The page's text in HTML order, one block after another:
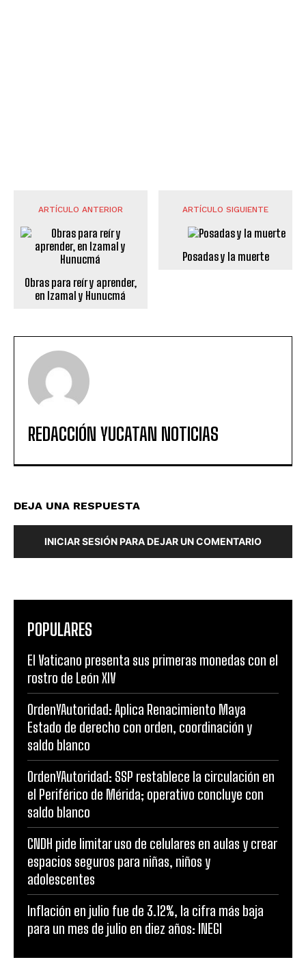
ARTÍCULO ANTERIOR
Obras para reír y aprender,
en Izamal y Hunucmá
ARTÍCULO SIGUIENTE
Posadas y la muerte
REDACCIÓN YUCATAN NOTICIAS
DEJA UNA RESPUESTA
INICIAR SESIÓN PARA DEJAR UN COMENTARIO
POPULARES
El Vaticano presenta sus primeras monedas con el
rostro de León XIV
OrdenYAutoridad: Aplica Renacimiento Maya
Estado de derecho con orden, coordinación y
saldo blanco
OrdenYAutoridad: SSP restablece la circulación en
el Periférico de Mérida; operativo concluye con
saldo blanco
CNDH pide limitar uso de celulares en aulas y crear
espacios seguros para niñas, niños y
adolescentes
Inflación en julio fue de 3.12%, la cifra más baja
para un mes de julio en diez años: INEGI